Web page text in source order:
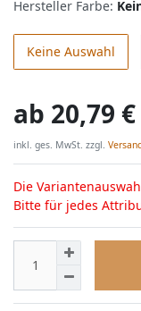
Hersteller Farbe:
Keine Auswahl
ab 20,79 €
inkl. ges. MwSt. zzgl.
Die
Bitte für jedes